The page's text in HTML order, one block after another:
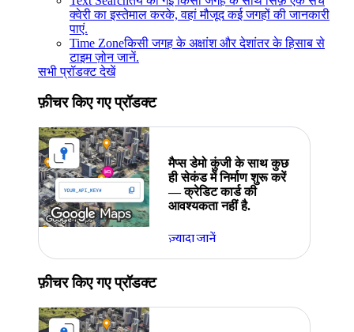
क्वेरी का इस्तेमाल करके, वहां मौजूद कई जगहों की जानकारी
पाएं.
Time Zoneकिसी जगह के अक्षांश और देशांतर के हिसाब से
टाइम ज़ोन जानें.
सभी प्रॉडक्ट देखें
फ़ीचर किए गए प्रॉडक्ट
मैप्स डेमो कुंजी के साथ कुछ
ही सेकंड में निर्माण शुरू करें
— क्रेडिट कार्ड की
आवश्यकता नहीं है.
ज़्यादा जानें
फ़ीचर किए गए प्रॉडक्ट